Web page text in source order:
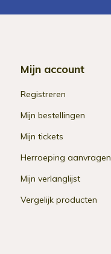
Mijn account
Registreren
Mijn bestellingen
Mijn tickets
Herroeping aanvragen
Mijn verlanglijst
Vergelijk producten